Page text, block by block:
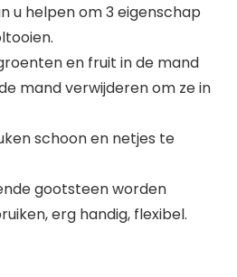
u helpen om 3 eigenschap
en fruit in de mand
mand verwijderen om ze in
schoon en netjes te
gootsteen worden
erg handig, flexibel.